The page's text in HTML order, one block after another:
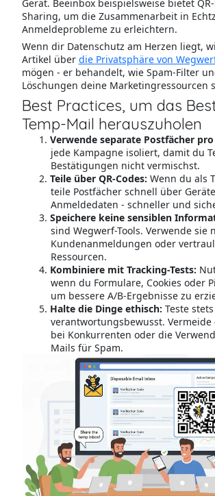
Gerät. Beeinbox beispielsweise bietet
Sharing, um die Zusammenarbeit in
Anmeldeprobleme zu erleichtern.
Wenn dir Datenschutz am Herzen liegt,
Artikel über die Privatsphäre von
mögen - er behandelt, wie Spam-Filter
Löschungen deine Marketingressourcen
Best Practices, um das
Temp-Mail herauszuholen
Verwende separate Postfächer
jede Kampagne isoliert, damit du
Bestätigungen nicht vermischst.
Teile über QR-Codes: Wenn du als
teile Postfächer schnell über
Anmeldedaten - schneller und
Speichere keine sensiblen
sind Wegwerf-Tools. Verwende sie
Kundenanmeldungen oder
Ressourcen.
Kombiniere mit Tracking-Tests:
wenn du Formulare, Cookies oder
um bessere A/B-Ergebnisse zu
Halte die Dinge ethisch: Teste stets
verantwortungsbewusst.
bei Konkurrenten oder die
Mails für Spam.